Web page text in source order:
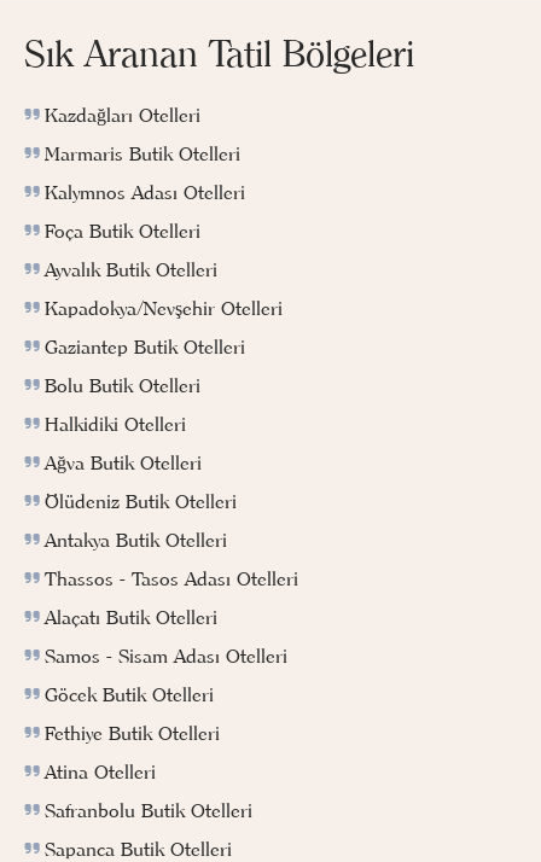
Sık Aranan Tatil Bölgeleri
Kazdağları Otelleri
Marmaris Butik Otelleri
Kalymnos Adası Otelleri
Foça Butik Otelleri
Ayvalık Butik Otelleri
Kapadokya/Nevşehir Otelleri
Gaziantep Butik Otelleri
Bolu Butik Otelleri
Halkidiki Otelleri
Ağva Butik Otelleri
Ölüdeniz Butik Otelleri
Antakya Butik Otelleri
Thassos - Tasos Adası Otelleri
Alaçatı Butik Otelleri
Samos - Sisam Adası Otelleri
Göcek Butik Otelleri
Fethiye Butik Otelleri
Atina Otelleri
Safranbolu Butik Otelleri
Sapanca Butik Otelleri